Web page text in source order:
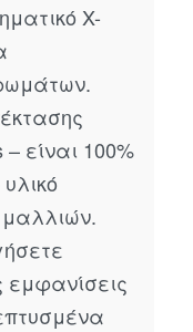
X-
είναι 100%